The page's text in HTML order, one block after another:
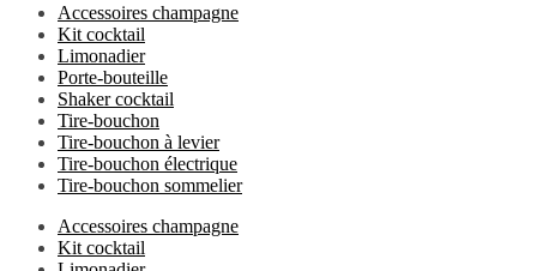
Accessoires champagne
Kit cocktail
Limonadier
Porte-bouteille
Shaker cocktail
Tire-bouchon
Tire-bouchon à levier
Tire-bouchon électrique
Tire-bouchon sommelier
Accessoires champagne
Kit cocktail